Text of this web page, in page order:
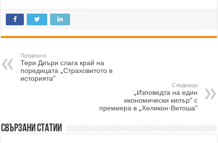
Предишна
Тери Диъри слага край на
поредицата „Страховитото в
историята”
Следваща
„Изповедта на един
икономически килър” с
премиера в „Хеликон-Витоша”
Свързани статии